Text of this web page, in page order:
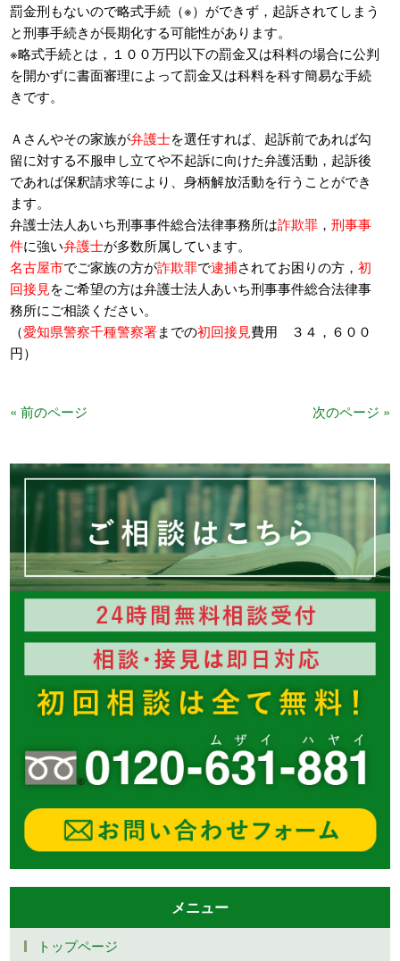
罰金刑もないので略式手続（※）ができず，起訴されてしまう
と刑事手続きが長期化する可能性があります。
※略式手続とは，１００万円以下の罰金又は科料の場合に公判
を開かずに書面審理によって罰金又は科料を科す簡易な手続
きです。
Ａさんやその家族が弁護士を選任すれば、起訴前であれば勾
留に対する不服申し立てや不起訴に向けた弁護活動，起訴後
であれば保釈請求等により、身柄解放活動を行うことができ
ます。
弁護士法人あいち刑事事件総合法律事務所は詐欺罪 ，刑事事
件に強い弁護士が多数所属しています。
名古屋市でご家族の方が詐欺罪で逮捕されてお困りの方，初
回接見をご希望の方は弁護士法人あいち刑事事件総合法律事
務所にご相談ください。
（愛知県警察千種警察署までの初回接見費用 ３４，６００
円）
« 前のページ 次のページ »
メニュー
トップページ